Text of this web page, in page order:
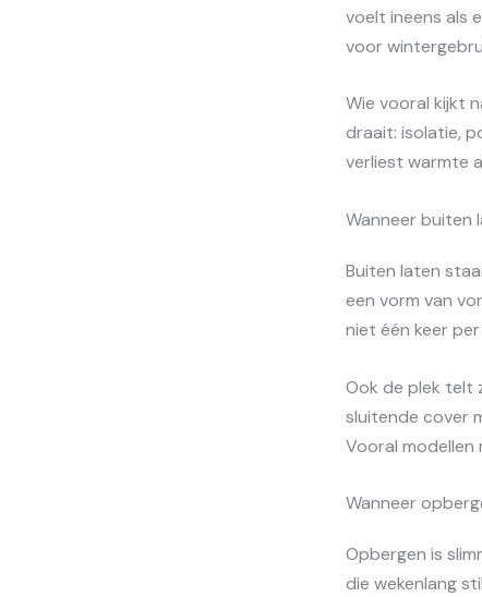
voelt ineens als
voor
Wie vooral kijkt
draait: isolatie,
verliest warmte
Wanneer buiten
Buiten laten
een vorm van
niet één keer
Ook de plek telt
sluitende cover
Vooral modellen
Wanneer
Opbergen is
die wekenlang